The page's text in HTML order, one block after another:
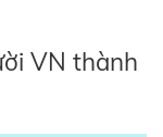
VN thành